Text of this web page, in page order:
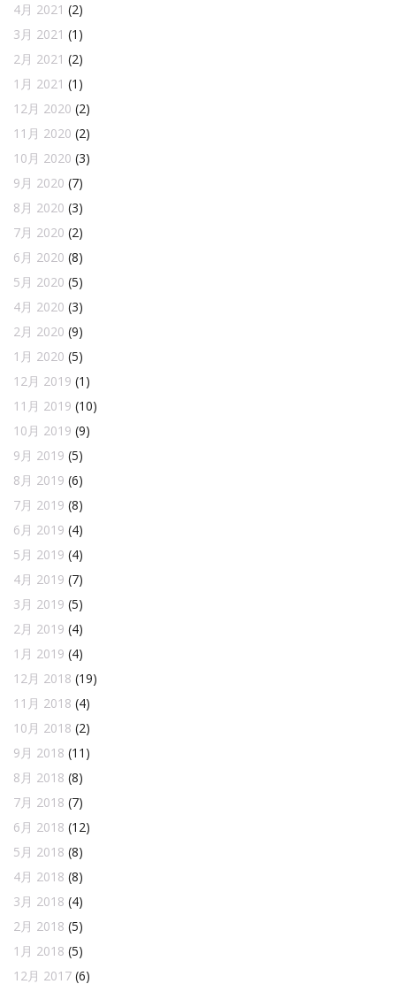
4月 2021 (2)
3月 2021 (1)
2月 2021 (2)
1月 2021 (1)
12月 2020 (2)
11月 2020 (2)
10月 2020 (3)
9月 2020 (7)
8月 2020 (3)
7月 2020 (2)
6月 2020 (8)
5月 2020 (5)
4月 2020 (3)
2月 2020 (9)
1月 2020 (5)
12月 2019 (1)
11月 2019 (10)
10月 2019 (9)
9月 2019 (5)
8月 2019 (6)
7月 2019 (8)
6月 2019 (4)
5月 2019 (4)
4月 2019 (7)
3月 2019 (5)
2月 2019 (4)
1月 2019 (4)
12月 2018 (19)
11月 2018 (4)
10月 2018 (2)
9月 2018 (11)
8月 2018 (8)
7月 2018 (7)
6月 2018 (12)
5月 2018 (8)
4月 2018 (8)
3月 2018 (4)
2月 2018 (5)
1月 2018 (5)
12月 2017 (6)